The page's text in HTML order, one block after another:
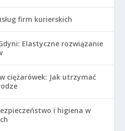
firm kurierskich
Elastyczne rozwiązanie
ciężarówek: Jak utrzymać
i higiena w